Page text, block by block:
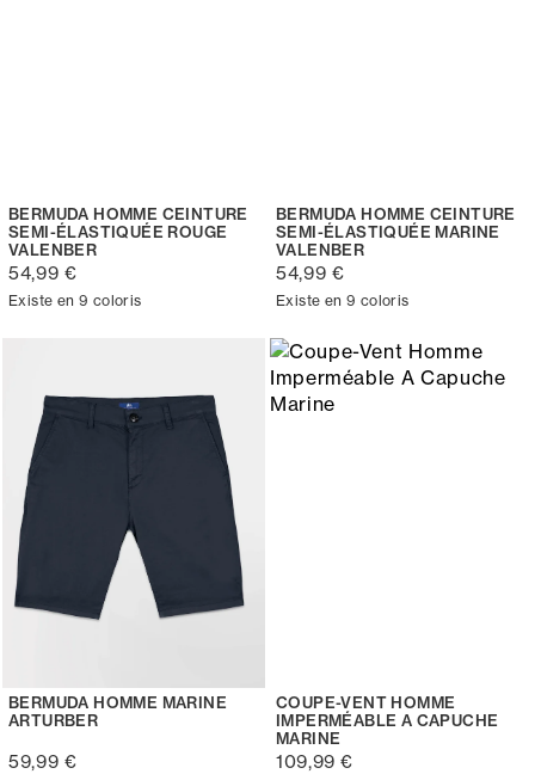
BERMUDA HOMME CEINTURE
SEMI-ÉLASTIQUÉE ROUGE
VALENBER
54,99 €
Existe en 9 coloris
BERMUDA HOMME CEINTURE
SEMI-ÉLASTIQUÉE MARINE
VALENBER
54,99 €
Existe en 9 coloris
BERMUDA HOMME MARINE
ARTURBER
59,99 €
COUPE-VENT HOMME
IMPERMÉABLE A CAPUCHE
MARINE
109,99 €